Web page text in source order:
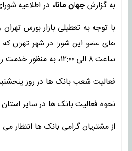
به گزارشجهان مانا، در اطلاعیه
های عضو این شورا در شهر تهران که
ساعت ٨ الی ۱۲:۰۰، به منظور خدمت رسانی به امور ضروری مشتریان دایر می باشند.
فعالیت شعب بانک ها در روز
نحوه فعالیت بانک ها در سایر
از مشتریان گرامی بانک ها انتظار